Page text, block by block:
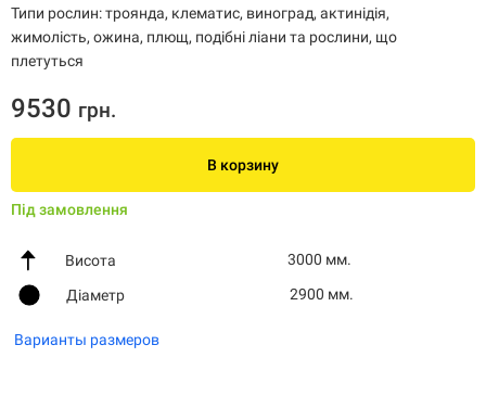
Типи рослин: троянда, клематис, виноград, актинідія,
жимолість, ожина, плющ, подібні ліани та рослини, що
плетуться
9530 грн.
В корзину
Під замовлення
Висота 3000 мм.
Діаметр 2900 мм.
Варианты размеров